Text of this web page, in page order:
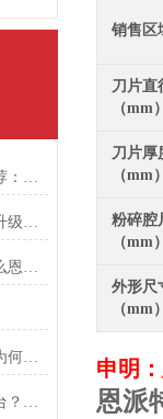
上海地区铝削压饼机生产厂家推荐：恩派特，让金属回收更高效
恩派特明星产品油桶压扁机创新升级，高效性能更进一步！
钢屑压饼机生产厂家推荐：为什么恩派特是您值得信赖的选择？
铝渣压块机品牌排行榜：恩派特为何成为行业优选？
全自动铝屑压饼机价格多少钱一台？深度解析成本与价值，为什么推荐恩派特？
销售区
刀片直
（mm）
刀片厚
（mm）
粉碎腔
（mm）
外形尺
（mm）
申明
恩派